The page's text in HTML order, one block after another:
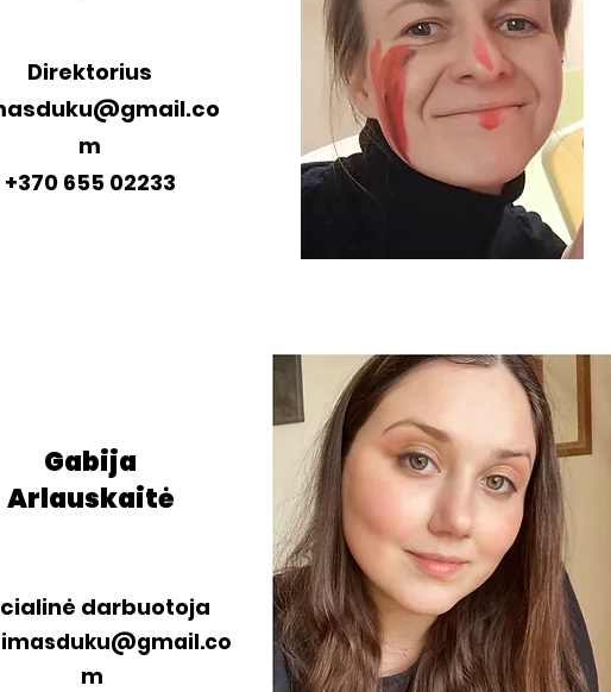
Direktorius
m
+370 655 02233
Gabija
Arlauskaitė
darbuotoja
m